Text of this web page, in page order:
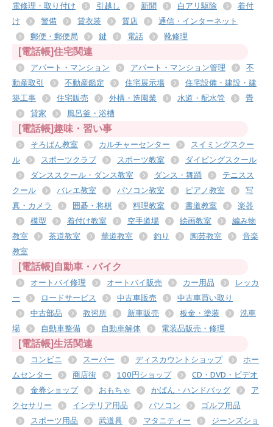
電修理・取り付け
引越し 新聞 白アリ駆除
着付
け
警備 貸衣装 質店
通信・インターネット
郵便・郵便局
鍵 電話 靴修理
[電話帳]住宅関連
アパート・マンション アパート・マンション管理
不
動産取引
不動産鑑定 住宅展示場
住宅設備・建設・建
築工事
住宅販売 外構・造園業 水道・配水管
畳
貸家
風呂釜・浴槽
[電話帳]趣味・習い事
そろばん教室 カルチャーセンター
スイミングスクー
ル
スポーツクラブ スポーツ教室
ダイビングスクール
ダンススクール・ダンス教室
ダンス・舞踊
テニスス
クール
バレエ教室 パソコン教室 ピアノ教室
写
真・カメラ
囲碁・将棋 料理教室 書道教室
楽器
模型
着付け教室 空手道場 絵画教室
編み物
教室
茶道教室 華道教室 釣り 陶芸教室
音楽
教室
[電話帳]自動車・バイク
オートバイ修理 オートバイ販売 カー用品
レッカ
ー
ロードサービス 中古車販売
中古車買い取り
中古部品
教習所 新車販売 板金・塗装
洗車
場
自動車整備 自動車解体 電装品販売・修理
[電話帳]生活関連
コンビニ スーパー ディスカウントショップ
ホー
ムセンター
商店街 100円ショップ
CD・DVD・ビデオ
金券ショップ
おもちゃ かばん・ハンドバッグ
ア
クセサリー
インテリア用品 パソコン
ゴルフ用品
スポーツ用品
武道具 マタニティー
ジーンズショ